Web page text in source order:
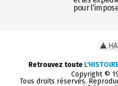
pour
Retrouvez toute
Copyright ©
Tous droits réservés.